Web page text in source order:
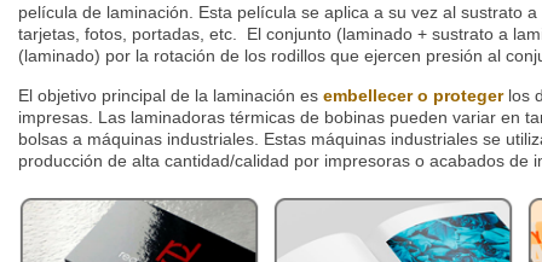
película de laminación. Esta película se aplica a su vez al sustrato
tarjetas, fotos, portadas, etc. El conjunto (laminado + sustrato a
(laminado) por la rotación de los rodillos que ejercen presión al
El objetivo principal de la laminación es embellecer o protegerlos
impresas. Las laminadoras térmicas de bobinas pueden variar en
bolsas a máquinas industriales. Estas máquinas industriales se
producción de alta cantidad/calidad por impresoras o acabados de